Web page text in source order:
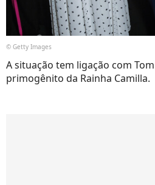
© Getty Images
A situação tem ligação com
primogênito da Rainha Camilla.